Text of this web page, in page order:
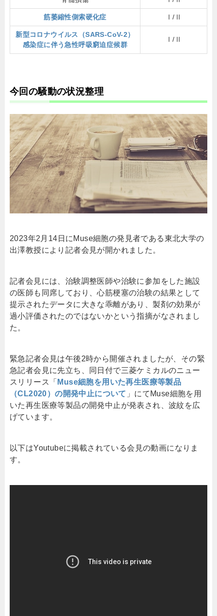
筋萎縮性側索硬化症 Ⅰ/Ⅱ
新型コロナウイルス（SARS-CoV-2）
感染症に伴う急性呼吸窮迫症候群
Ⅰ/Ⅱ
今回の騒動の状況整理
2023年2月14日にMuse細胞の発見者である東北大学の
出澤教授により記者会見が開かれました。
記者会見には、治験調整医師や治験に参加をした施設
の医師も同席しており、心筋梗塞の治験の結果として
提示されたデータに大きな乖離があり、製剤の効果が
過小評価されたのではないかという指摘がなされまし
た。
緊急記者会見は午後2時から開催されましたが、その緊
急記者会見に先立ち、同日付で三菱ケミカルのニュー
スリリース「 Muse細胞を用いた再生医療等製品
（CL2020）の開発中止について 」にてMuse細胞を用
いた再生医療等製品の開発中止が発表され、波紋を広
げています。
以下はYoutubeに掲載されている会見の動画になりま
す。